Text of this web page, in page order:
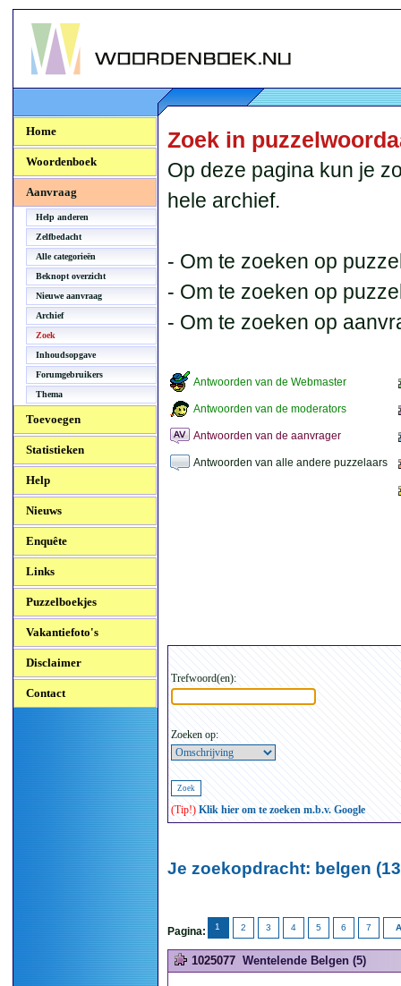
Woordenboek.NU
Home
Woordenboek
Aanvraag
Help anderen
Zelfbedacht
Alle categorieën
Beknopt overzicht
Nieuwe aanvraag
Archief
Zoek
Inhoudsopgave
Forumgebruikers
Thema
Toevoegen
Statistieken
Help
Nieuws
Enquête
Links
Puzzelboekjes
Vakantiefoto's
Disclaimer
Contact
Zoek in
Op deze pagina kun je
hele archief.
- Om te zoeken op
- Om te zoeken op
- Om te zoeken op
Antwoorden van de Webmaster
Antwoorden van de moderators
Antwoorden van de aanvrager
Antwoorden van alle andere puzzelaars
Trefwoord(en):
Zoeken op:
(Tip!) Klik hier om te zoeken m.b.v. Google
Je zoekopdracht: belgen
Pagina: 1 2 3 4 5 6 7
1025077 Wentelende Belgen (5)